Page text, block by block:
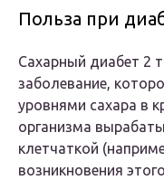
Польза при
Сахарный диабет 2
заболевание,
уровнями сахара в
организма
клетчаткой
возникновения